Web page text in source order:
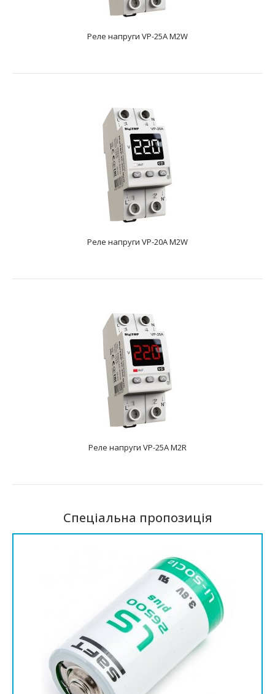
Реле напруги VP-25A M2W
Реле напруги VP-20A M2W
Реле напруги VP-25A M2R
Спеціальна пропозиція